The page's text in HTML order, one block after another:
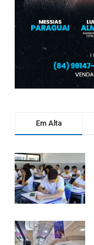
Em Alta